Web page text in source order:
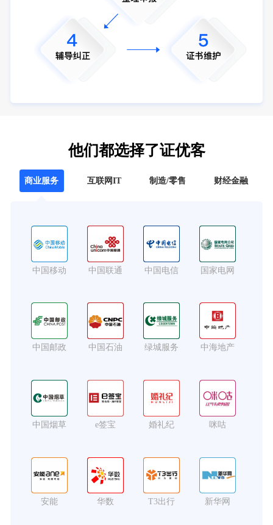
他们都选择了证优客
商业服务 互联网IT 制造/零售 财经金融
中国移动 中国联通 中国电信 国家电网
中国邮政 中国石油 绿城服务 中海地产
中国烟草 e签宝 婚礼纪 咪咕
安能 华数 T3出行 新华网